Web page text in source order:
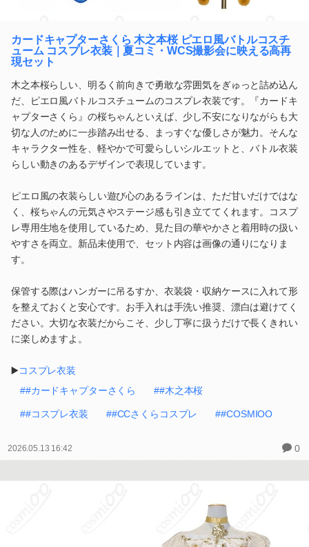
カードキャプターさくら 木之本桜 ピエロ風バトルコスチ
ューム コスプレ衣装｜夏コミ・WCS撮影会に映える高再
現セット
木之本桜らしい、明るく前向きで勇敢な雰囲気をぎゅっと詰め込ん
だ、ピエロ風バトルコスチュームのコスプレ衣装です。『カードキ
ャプターさくら』の桜ちゃんといえば、少し不安になりながらも大
切な人のために一歩踏み出せる、まっすぐな優しさが魅力。そんな
キャラクター性を、軽やかで可愛らしいシルエットと、バトル衣装
らしい動きのあるデザインで表現しています。
ピエロ風の衣装らしい遊び心のあるラインは、ただ甘いだけではな
く、桜ちゃんの元気さやステージ感も引き立ててくれます。コスプ
レ専用生地を使用しているため、見た目の華やかさと着用時の扱い
やすさを両立。新品未使用で、セット内容は画像の通りになりま
す。
保管する際はハンガーに吊るすか、衣装袋・収納ケースに入れて形
を整えておくと安心です。お手入れは手洗い推奨、漂白は避けてく
ださい。大切な衣装だからこそ、少し丁寧に扱うだけで長くきれい
に楽しめますよ。
▶️コスプレ衣装
##カードキャプターさくら
##木之本桜
##コスプレ衣装 ##CCさくらコスプレ ##COSMIOO
2026.05.13 16:42 0